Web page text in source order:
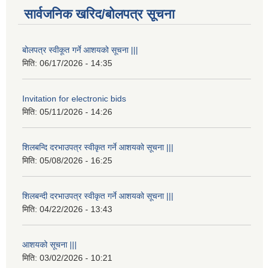
सार्वजनिक खरिद/बोलपत्र सूचना
बोलपत्र स्वीकूत गर्ने आशयको सूचना |||
मिति: 06/17/2026 - 14:35
Invitation for electronic bids
मिति: 05/11/2026 - 14:26
शिलबन्दि दरभाउपत्र स्वीकृत गर्ने आशयको सूचना |||
मिति: 05/08/2026 - 16:25
शिलबन्दी दरभाउपत्र स्वीकृत गर्ने आशयको सूचना |||
मिति: 04/22/2026 - 13:43
आशयको सूचना |||
मिति: 03/02/2026 - 10:21